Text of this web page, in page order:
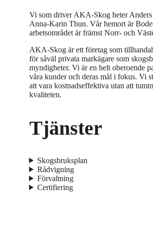
Vi som driver AKA-Skog heter Anders
Anna-Karin Thun. Vår hemort är
arbetsområdet är främst Norr- och
AKA-Skog är ett företag som
för såväl privata markägare som
myndigheter. Vi är en helt oberoende
våra kunder och deras mål i fokus. Vi
att vara kostnadseffektiva utan att
kvaliteten.
Tjänster
Skogsbruksplan
Rådvigning
Förvaltning
Certifiering